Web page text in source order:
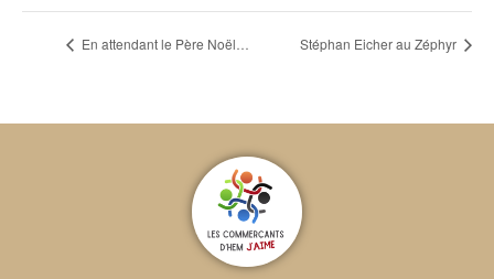
En attendant le Père Noël… Stéphan Eicher au Zéphyr